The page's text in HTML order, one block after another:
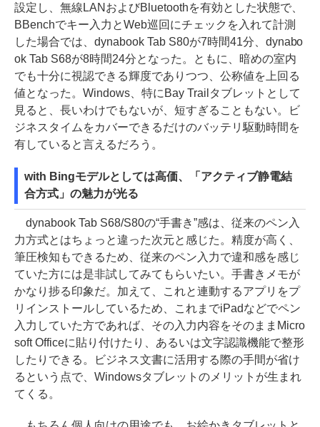
設定し、無線LANおよびBluetoothを有効とした状態で、
BBenchでキー入力とWeb巡回にチェックを入れて計測
した場合では、dynabook Tab S80が7時間41分、dynabo
ok Tab S68が8時間24分となった。ともに、暗めの室内
でも十分に視認できる輝度でありつつ、公称値を上回る
値となった。Windows、特にBay Trailタブレットとして
見ると、長いわけでもないが、短すぎることもない。ビ
ジネスタイムをカバーできるだけのバッテリ駆動時間を
有していると言えるだろう。
with Bingモデルとしては高価、「アクティブ静電結
合方式」の魅力が光る
dynabook Tab S68/S80の“手書き”感は、従来のペン入
力方式とはちょっと違った次元と感じた。精度が高く、
筆圧検知もできるため、従来のペン入力で違和感を感じ
ていた方には是非試してみてもらいたい。手書きメモが
かなり捗る印象だ。加えて、これと連動するアプリをプ
リインストールしているため、これまでiPadなどでペン
入力していた方であれば、その入力内容をそのままMicro
soft Officeに貼り付けたり、あるいは文字認識機能で整形
したりできる。ビジネス文書に活用する際の手間が省け
るという点で、Windowsタブレットのメリットが生まれ
てくる。